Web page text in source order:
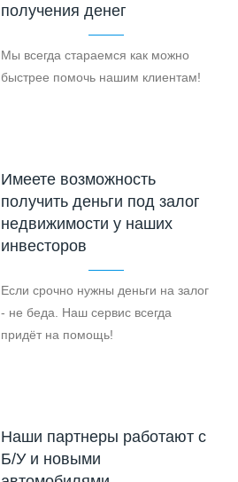
получения денег
Мы всегда стараемся как можно
быстрее помочь нашим клиентам!
Имеете возможность
получить деньги под залог
недвижимости у наших
инвесторов
Если срочно нужны деньги на залог
- не беда. Наш сервис всегда
придёт на помощь!
Наши партнеры работают с
Б/У и новыми